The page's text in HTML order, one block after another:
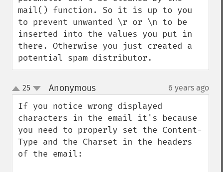
mail() function. So it is up to you
to prevent unwanted \r or \n to be
inserted into the values you put in
there. Otherwise you just created a
potential spam distributor.
up
down
25 Anonymous¶ 6 years ago
If you notice wrong displayed
characters in the email it's because
you need to properly set the Content-
Type and the Charset in the headers
of the email: